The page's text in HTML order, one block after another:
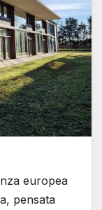
europea
pensata